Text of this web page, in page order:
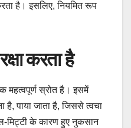
है। इसलिए, नियमित रूप
करता है
महत्वपूर्ण स्रोत है। इसमें
है, पाया जाता है, जिससे त्वचा
मिट्टी के कारण हुए नुकसान